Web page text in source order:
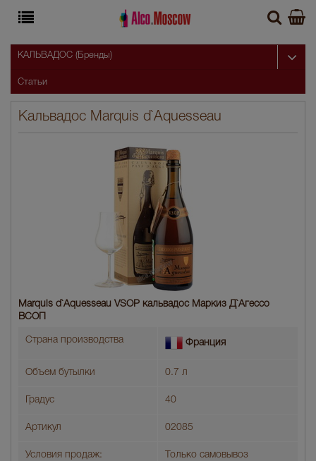
Кальвадос Marquis d`Aquesseau
Marquis d`Aquesseau VSOP кальвадос Маркиз Д`Агессо
ВСОП
Страна производства Франция
Объем бутылки 0.7 л
Градус 40
Артикул 02085
Условия продаж: Только самовывоз
КАЛЬВАДОС (Бренды)
Статьи